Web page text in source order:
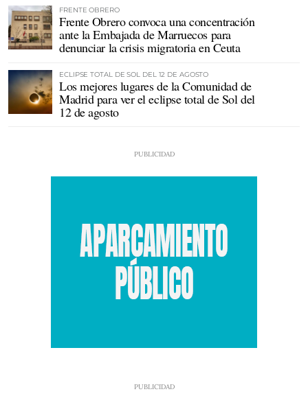
FRENTE OBRERO
Frente Obrero convoca una concentración
ante la Embajada de Marruecos para
denunciar la crisis migratoria en Ceuta
ECLIPSE TOTAL DE SOL DEL 12 DE AGOSTO
Los mejores lugares de la Comunidad de
Madrid para ver el eclipse total de Sol del
12 de agosto